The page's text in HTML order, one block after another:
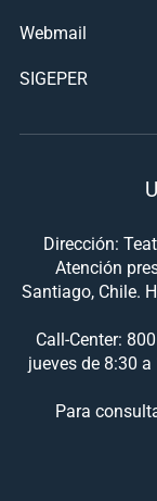
Webmail
SIGEPER
Dirección:
Atención
Santiago, Chile.
Call-Center:
jueves de 8:30
Para